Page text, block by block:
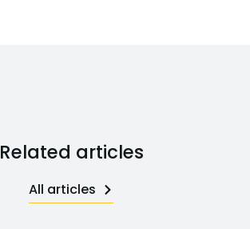
Related articles
All articles